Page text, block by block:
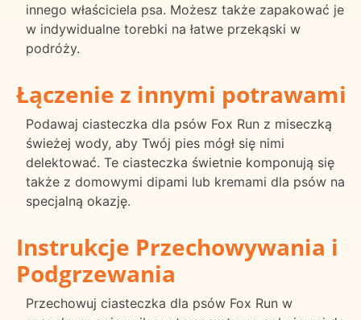
innego właściciela psa. Możesz także zapakować je
w indywidualne torebki na łatwe przekąski w
podróży.
Łączenie z innymi potrawami
Podawaj ciasteczka dla psów Fox Run z miseczką
świeżej wody, aby Twój pies mógł się nimi
delektować. Te ciasteczka świetnie komponują się
także z domowymi dipami lub kremami dla psów na
specjalną okazję.
Instrukcje Przechowywania i
Podgrzewania
Przechowuj ciasteczka dla psów Fox Run w